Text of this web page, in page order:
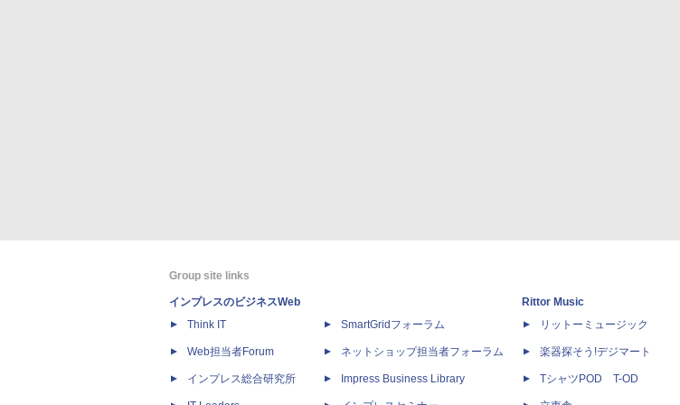
Group site links
インプレスのビジネスWeb
Think IT
Web担当者Forum
インプレス総合研究所
SmartGridフォーラム
ネットショップ担当者フォーラム
Impress Business Library
Rittor Music
リットーミュージック
楽器探そう!デジマート
TシャツPOD T-OD